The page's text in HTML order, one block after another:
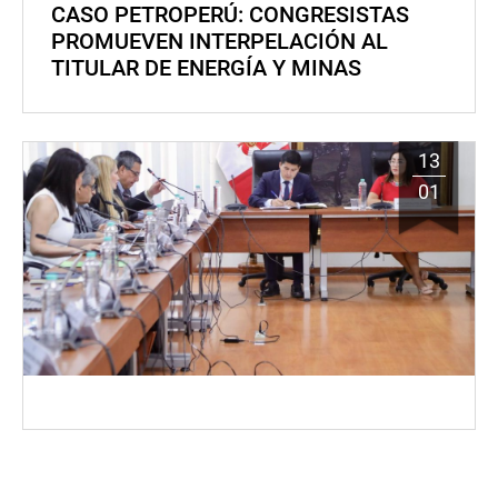
CASO PETROPERÚ: CONGRESISTAS
PROMUEVEN INTERPELACIÓN AL
TITULAR DE ENERGÍA Y MINAS
13
01